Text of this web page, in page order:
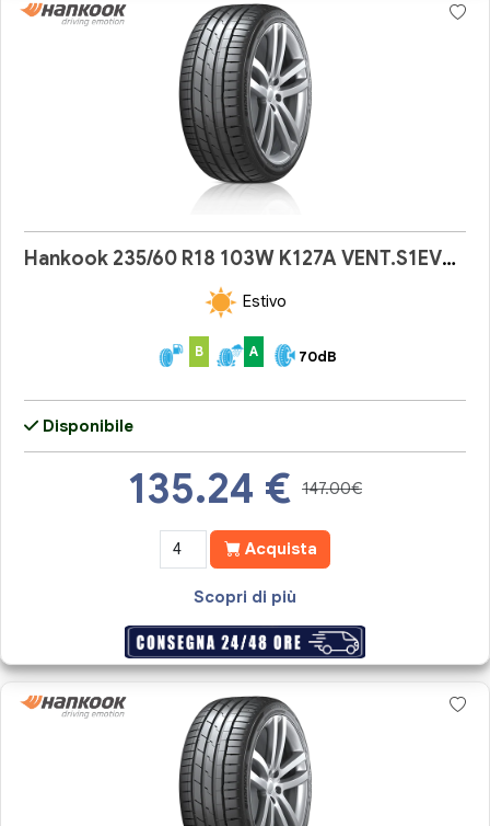
Hankook 235/60 R18 103W K127A VENT.S1EVO3SUV
Estivo
B A 70dB
Disponibile
135.24 € 147.00€
Acquista
Scopri di più